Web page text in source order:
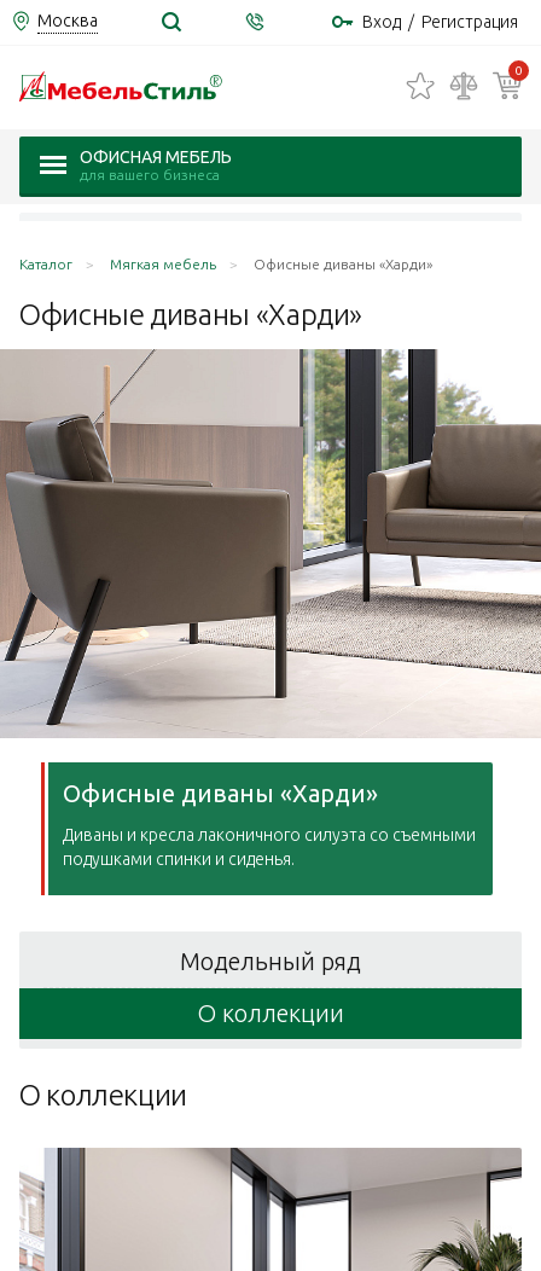
Москва Вход / Регистрация
0
ОФИСНАЯ МЕБЕЛЬ
для вашего бизнеса
Каталог Мягкая мебель Офисные диваны «Харди»
Офисные диваны «Харди»
Офисные диваны «Харди»
Диваны и кресла лаконичного силуэта со съемными
подушками спинки и сиденья.
Модельный ряд
О коллекции
О коллекции